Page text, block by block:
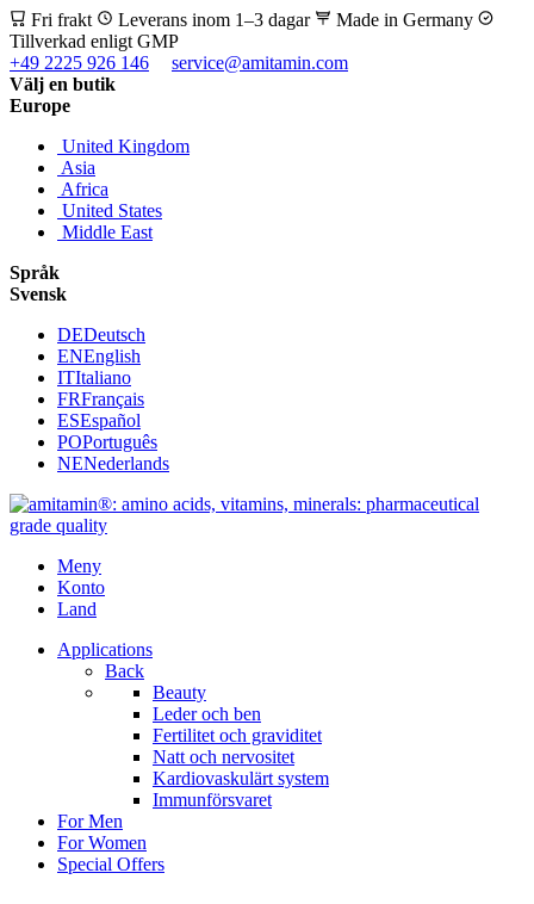
Fri frakt Leverans inom 1–3 dagar
Made in Germany
Tillverkad enligt GMP
+49 2225 926 146
service@amitamin.com
Välj en butik
Europe
United Kingdom
Asia
Africa
United States
Middle East
Språk
Svensk
DEDeutsch
ENEnglish
ITItaliano
FRFrançais
ESEspañol
POPortuguês
NENederlands
Meny
Konto
Land
Applications
Back
Beauty
Leder och ben
Fertilitet och graviditet
Natt och nervositet
Kardiovaskulärt system
Immunförsvaret
For Men
For Women
Special Offers